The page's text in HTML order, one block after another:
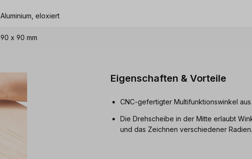
Aluminium, eloxiert
90 x 90 mm
Eigenschaften & Vorteile
CNC-gefertigter Multifunktionswinkel
Die Drehscheibe in der Mitte erlaubt
und das Zeichnen verschiedener Radien.